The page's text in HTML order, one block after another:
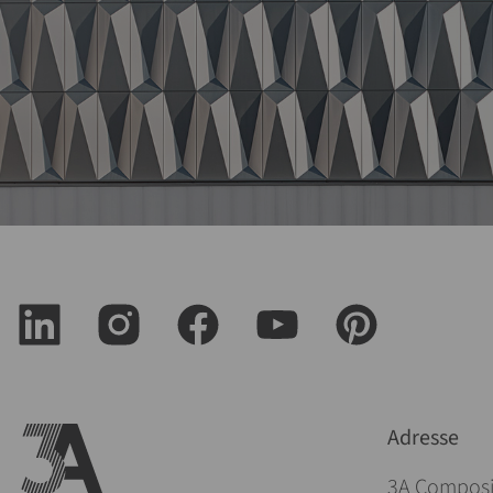
Adresse